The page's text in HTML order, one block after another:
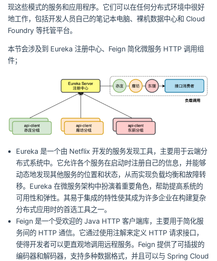
现这些模式的服务和应用程序。它们可以在任何分布式环境中很好
地工作，包括开发人员自己的笔记本电脑、裸机数据中心和 Cloud
Foundry 等托管平台。
本节会涉及到 Eureka 注册中心、Feign 简化微服务 HTTP 调用组
件；
Eureka 是一个由 Netflix 开发的服务发现工具，主要用于云端分
布式系统中。它允许各个服务在启动时注册自己的信息，并能够
动态地发现其他服务的位置和状态，从而实现负载均衡和故障转
移。Eureka 在微服务架构中扮演着重要角色，帮助提高系统的
可用性和弹性。其易于集成的特性使其成为许多企业在构建复杂
分布式应用时的首选工具之一。
Feign 是一个受欢迎的 Java HTTP 客户端库，主要用于简化服
务间的 HTTP 通信。它通过使用注解来定义 HTTP 请求接口，
使得开发者可以更直观地调用远程服务。Feign 提供了可插拔的
编码器和解码器，支持多种数据格式，并且可以与 Spring Cloud